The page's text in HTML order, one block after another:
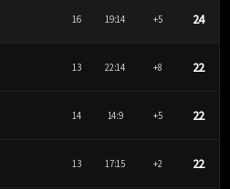
16 19:14 +5 24
13 22:14 +8 22
14 14:9 +5 22
13 17:15 +2 22